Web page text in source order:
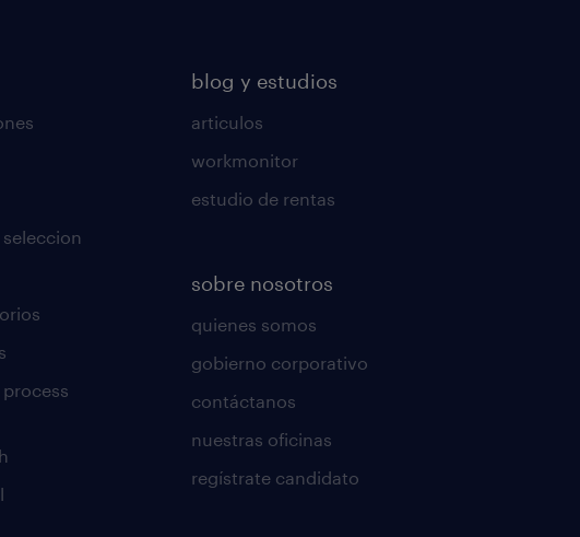
blog y estudios
articulos
workmonitor
estudio de rentas
sobre nosotros
quienes somos
gobierno corporativo
contáctanos
nuestras oficinas
regístrate candidato